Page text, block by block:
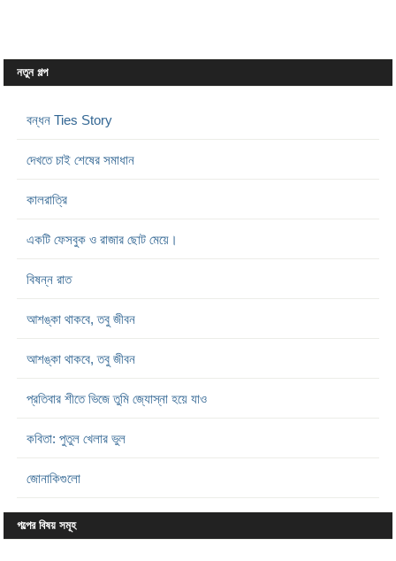
নতুন গল্প
বন্ধন Ties Story
দেখতে চাই শেষের সমাধান
কালরাত্রি
একটি ফেসবুক ও রাজার ছোট মেয়ে।
বিষন্ন রাত
আশঙ্কা থাকবে, তবু জীবন
আশঙ্কা থাকবে, তবু জীবন
প্রতিবার শীতে ভিজে তুমি জ্যোস্না হয়ে যাও
কবিতা: পুতুল খেলার ভুল
জোনাকিগুলো
গল্পের বিষয় সমূহ